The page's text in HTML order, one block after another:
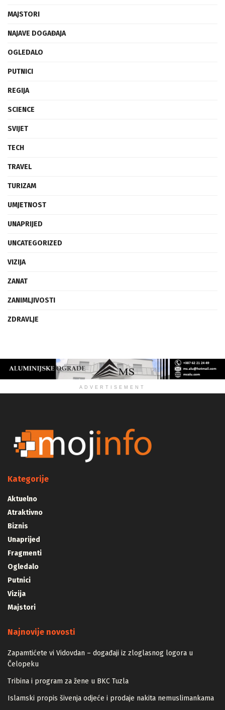
MAJSTORI
NAJAVE DOGAĐAJA
OGLEDALO
PUTNICI
REGIJA
SCIENCE
SVIJET
TECH
TRAVEL
TURIZAM
UMJETNOST
UNAPRIJED
UNCATEGORIZED
VIZIJA
ZANAT
ZANIMLJIVOSTI
ZDRAVLJE
ADVERTISEMENT
Kategorije
Aktuelno
Atraktivno
Biznis
Unaprijed
Fragmenti
Ogledalo
Putnici
Vizija
Majstori
Najnovije novosti
Zapamtićete vi Vidovdan – događaji iz zloglasnog logora u
Čelopeku
Tribina i program za žene u BKC Tuzla
Islamski propis šivenja odjeće i prodaje nakita nemuslimankama